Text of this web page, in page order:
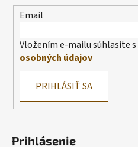
Email
Vložením e-mailu súhlasíte s
osobných údajov
PRIHLÁSIŤ SA
Prihlásenie